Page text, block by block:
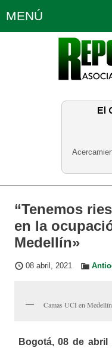
MENÚ
Política
“Tenemos
en la
Medellín»
08 abril, 2021
Camas UCI en Medellín
Bogotá, 08 de abril